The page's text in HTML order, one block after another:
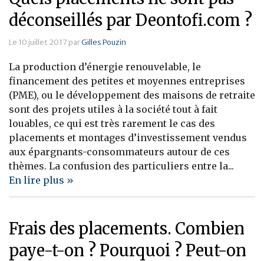
déconseillés par Deontofi.com ?
Le 10 juillet 2017 parGilles Pouzin
La production d’énergie renouvelable, le
financement des petites et moyennes entreprises
(PME), ou le développement des maisons de retraite
sont des projets utiles à la société tout à fait
louables, ce qui est très rarement le cas des
placements et montages d’investissement vendus
aux épargnants-consommateurs autour de ces
thèmes. La confusion des particuliers entre la...
En lire plus »
Frais des placements. Combien
paye-t-on ? Pourquoi ? Peut-on